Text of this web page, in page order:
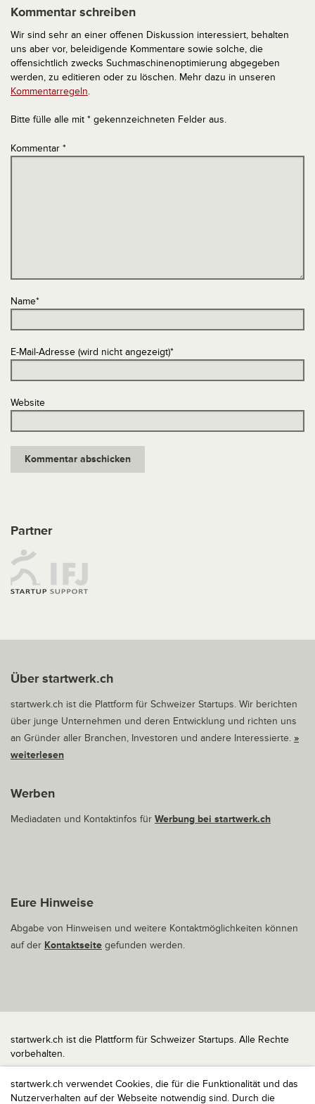
startwerk.ch verwendet Cookies, die für die Funktionalität und das
Nutzerverhalten auf der Webseite notwendig sind. Durch die
Kommentar schreiben
Wir sind sehr an einer offenen Diskussion interessiert, behalten
uns aber vor, beleidigende Kommentare sowie solche, die
offensichtlich zwecks Suchmaschinenoptimierung abgegeben
werden, zu editieren oder zu löschen. Mehr dazu in unseren
Kommentarregeln.
Bitte fülle alle mit * gekennzeichneten Felder aus.
Kommentar *
Name*
E-Mail-Adresse (wird nicht angezeigt)*
Website
Partner
Über startwerk.ch
startwerk.ch ist die Plattform für Schweizer Startups. Wir berichten
über junge Unternehmen und deren Entwicklung und richten uns
an Gründer aller Branchen, Investoren und andere Interessierte. »
weiterlesen
Werben
Mediadaten und Kontaktinfos für Werbung bei startwerk.ch
Eure Hinweise
Abgabe von Hinweisen und weitere Kontaktmöglichkeiten können
auf der Kontaktseite gefunden werden.
startwerk.ch ist die Plattform für Schweizer Startups. Alle Rechte
vorbehalten.
Impressum
Kontakt